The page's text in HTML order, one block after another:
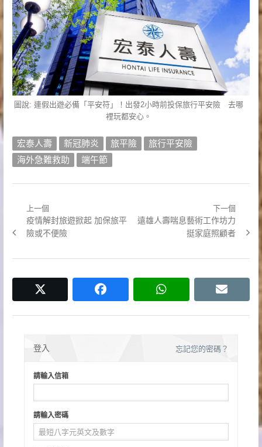
圖說: 連假出遊必備「平安符」！出發2小時前投保旅行平安險 去哪
裡玩都安心。
宏泰人壽 新冠肺炎 旅平險
旅行平安險
海外急難救助
端午節
章
導
覽
上一個
Previous
post:
疫情解封旅遊掀起 加保旅平
險或不便險
下一個
Next
遠雄人壽喘息藝術工作坊力
挺家庭照顧者
facebook whatsapp email
登入 忘記您的密碼？
請輸入信箱
請輸入密碼